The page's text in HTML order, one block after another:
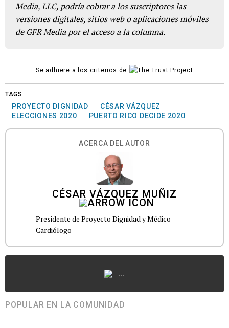
Media, LLC, podría cobrar a los suscriptores las
versiones digitales, sitios web o aplicaciones móviles
de GFR Media por el acceso a la columna.
Se adhiere a los criterios de
TAGS
PROYECTO DIGNIDAD
CÉSAR VÁZQUEZ
ELECCIONES 2020
PUERTO RICO DECIDE 2020
ACERCA DEL AUTOR
CÉSAR VÁZQUEZ MUÑIZ
Presidente de Proyecto Dignidad y Médico
Cardiólogo
...
POPULAR EN LA COMUNIDAD